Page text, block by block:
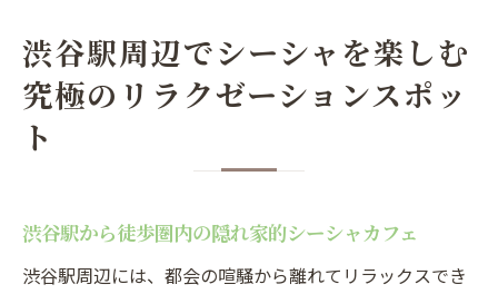
シーシャカフェの選び方：渋谷版
週末に訪れたいシーシャカフェスポット
魅力
エキゾチックなフレーバーの楽しみ方
渋谷駅周辺でシーシャを楽しむ
究極のリラクゼーションスポッ
ト
渋谷駅から徒歩圏内の隠れ家的シーシャカフェ
渋谷駅周辺には、都会の喧騒から離れてリラックスでき